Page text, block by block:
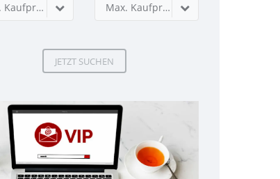
Min. Kaufpreis Max. Kaufpreis
JETZT SUCHEN